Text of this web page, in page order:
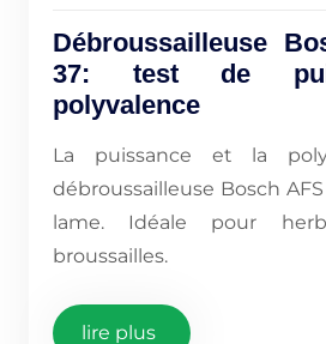
Débroussailleuse
37: test de
polyvalence
La puissance et la
débroussailleuse Bosch
lame. Idéale pour
broussailles.
lire plus